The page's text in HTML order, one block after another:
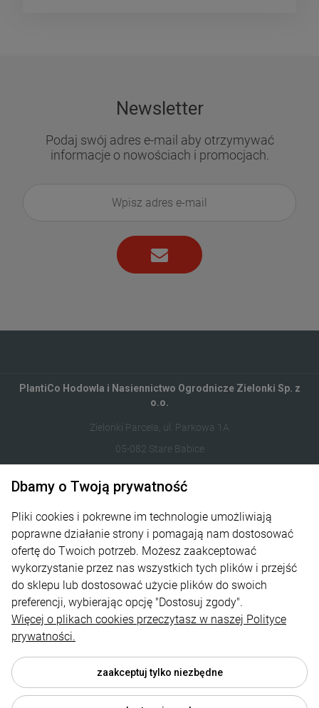
Newsletter
Podaj swój adres e-mail aby otrzymywać
informacje o nowościach i promocjach.
PlantiCo Hodowla i Nasiennictwo Ogrodnicze Zielonki Sp. z
o.o.
Zielonki Parcela, ul. Parkowa 1A
05-082 Stare Babice
122821412
Informacje
Obsługa zamówień
O nas
Dbamy o Twoją prywatność
Pliki cookies i pokrewne im technologie umożliwiają
poprawne działanie strony i pomagają nam dostosować
ofertę do Twoich potrzeb. Możesz zaakceptować
wykorzystanie przez nas wszystkich tych plików i przejść
do sklepu lub dostosować użycie plików do swoich
preferencji, wybierając opcję "Dostosuj zgody".
Więcej o plikach cookies przeczytasz w naszej Polityce
prywatności.
zaakceptuj tylko niezbędne